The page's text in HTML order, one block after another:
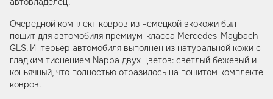
Очередной комплект ковров из немецкой экокожи был
пошит для автомобиля премиум-класса Mercedes-Maybach
GLS. Интерьер автомобиля выполнен из натуральной кожи с
гладким тиснением Nappa двух цветов: светлый бежевый и
коньячный, что полностью отразилось на пошитом комплекте
ковров.